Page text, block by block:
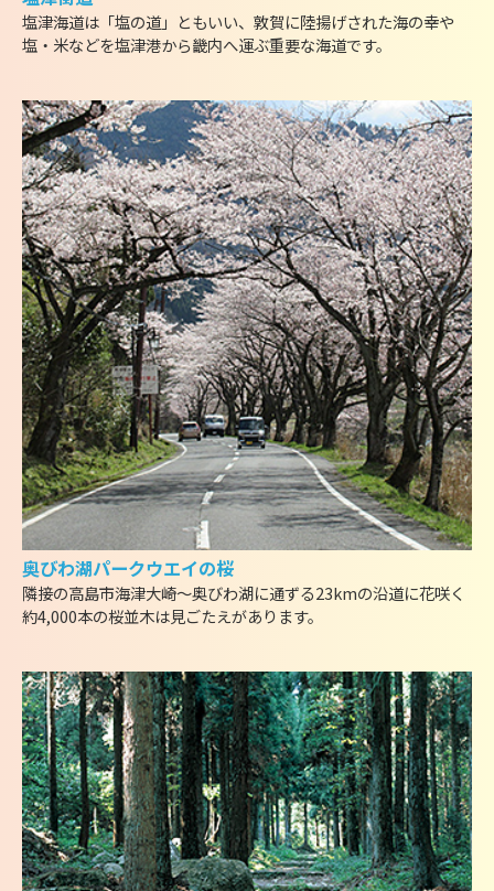
塩津海道は「塩の道」ともいい、敦賀に陸揚げされた海の幸や
塩・米などを塩津港から畿内へ運ぶ重要な海道です。
奥びわ湖パークウエイの桜
隣接の高島市海津大崎〜奥びわ湖に通ずる23kmの沿道に花咲く
約4,000本の桜並木は見ごたえがあります。